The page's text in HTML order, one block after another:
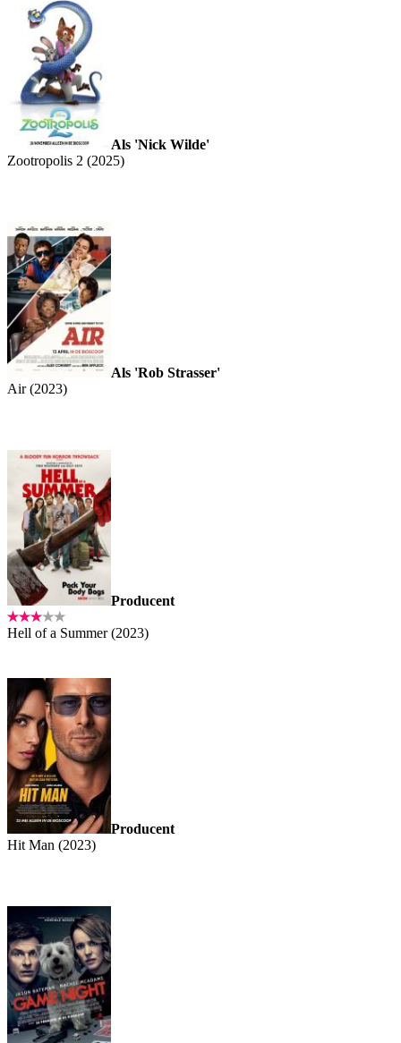
Als 'Nick Wilde'
Zootropolis 2 (2025)
Als 'Rob Strasser'
Air (2023)
Producent
Hell of a Summer (2023)
Producent
Hit Man (2023)